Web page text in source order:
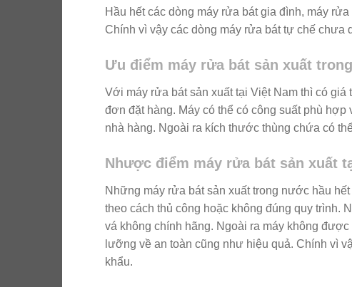
Hầu hết các dòng máy rửa bát gia đình, máy
Chính vì vậy các dòng máy rửa bát tự chế
Ưu điểm máy rửa bát sản xuất
Với máy rửa bát sản xuất tại Việt Nam thì có
đơn đặt hàng. Máy có thể có công suất phù
nhà hàng. Ngoài ra kích thước thùng chứa có
Nhược điểm máy rửa bát sản xuất
Những máy rửa bát sản xuất trong nước hầu
theo cách thủ công hoặc không đúng quy trình.
vá không chính hãng. Ngoài ra máy không
lưỡng về an toàn cũng như hiệu quả. Chính vì
khẩu.